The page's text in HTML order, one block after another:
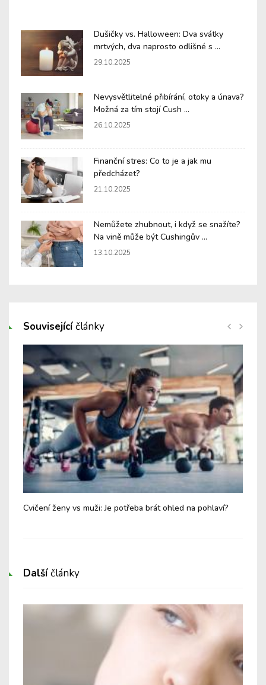
Dušičky vs. Halloween: Dva svátky
mrtvých, dva naprosto odlišné s ...
29.10.2025
Nevysvětlitelné přibírání, otoky a únava?
Možná za tím stojí Cush ...
26.10.2025
Finanční stres: Co to je a jak mu
předcházet?
21.10.2025
Nemůžete zhubnout, i když se snažíte?
Na vině může být Cushingův ...
13.10.2025
Souvisejícíčlánky
Cvičení ženy vs muži: Je potřeba brát ohled na pohlaví?
Dalšíčlánky